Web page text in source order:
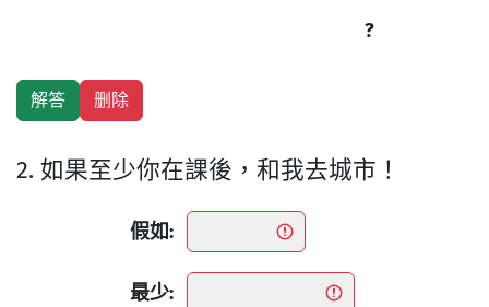
?
2. 如果至少你在課後，和我去城市！
假如:
最少: